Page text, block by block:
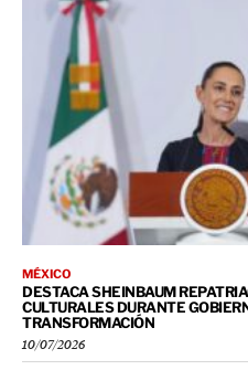
MÉXICO
DESTACA SHEINBAUM
CULTURALES DURANTE
TRANSFORMACIÓN
10/07/2026